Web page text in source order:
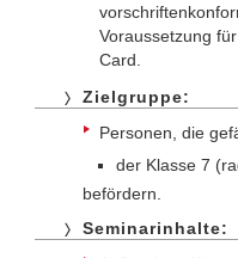
Voraussetzung
Card.
Zielgruppe:
Personen, die
der Klasse 7
befördern.
Seminarinhalte: